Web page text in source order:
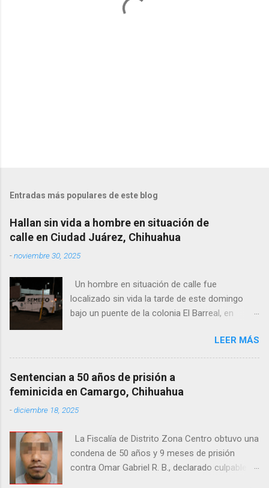
Entradas más populares de este blog
Hallan sin vida a hombre en situación de
calle en Ciudad Juárez, Chihuahua
-noviembre 30, 2025
Un hombre en situación de calle fue
localizado sin vida la tarde de este domingo
bajo un puente de la colonia El Barreal, en
de las calles 20 de Noviembre y Ramón Corona,
donde vecinos reportaron la presencia del
cuerpo. Elementos ministeriales y peritos de la
Fiscalía Zona Norte confirmaron que el
fallecido no presentaba huellas de violencia.
Habitantes de la zona señalaron que el hombre
desconocen su identidad.
LEER MÁS
Sentencian a 50 años de prisión a
feminicida en Camargo, Chihuahua
-diciembre 18, 2025
La Fiscalía de Distrito Zona Centro obtuvo una
condena de 50 años y 9 meses de prisión
contra Omar Gabriel R. B., declarado culpable